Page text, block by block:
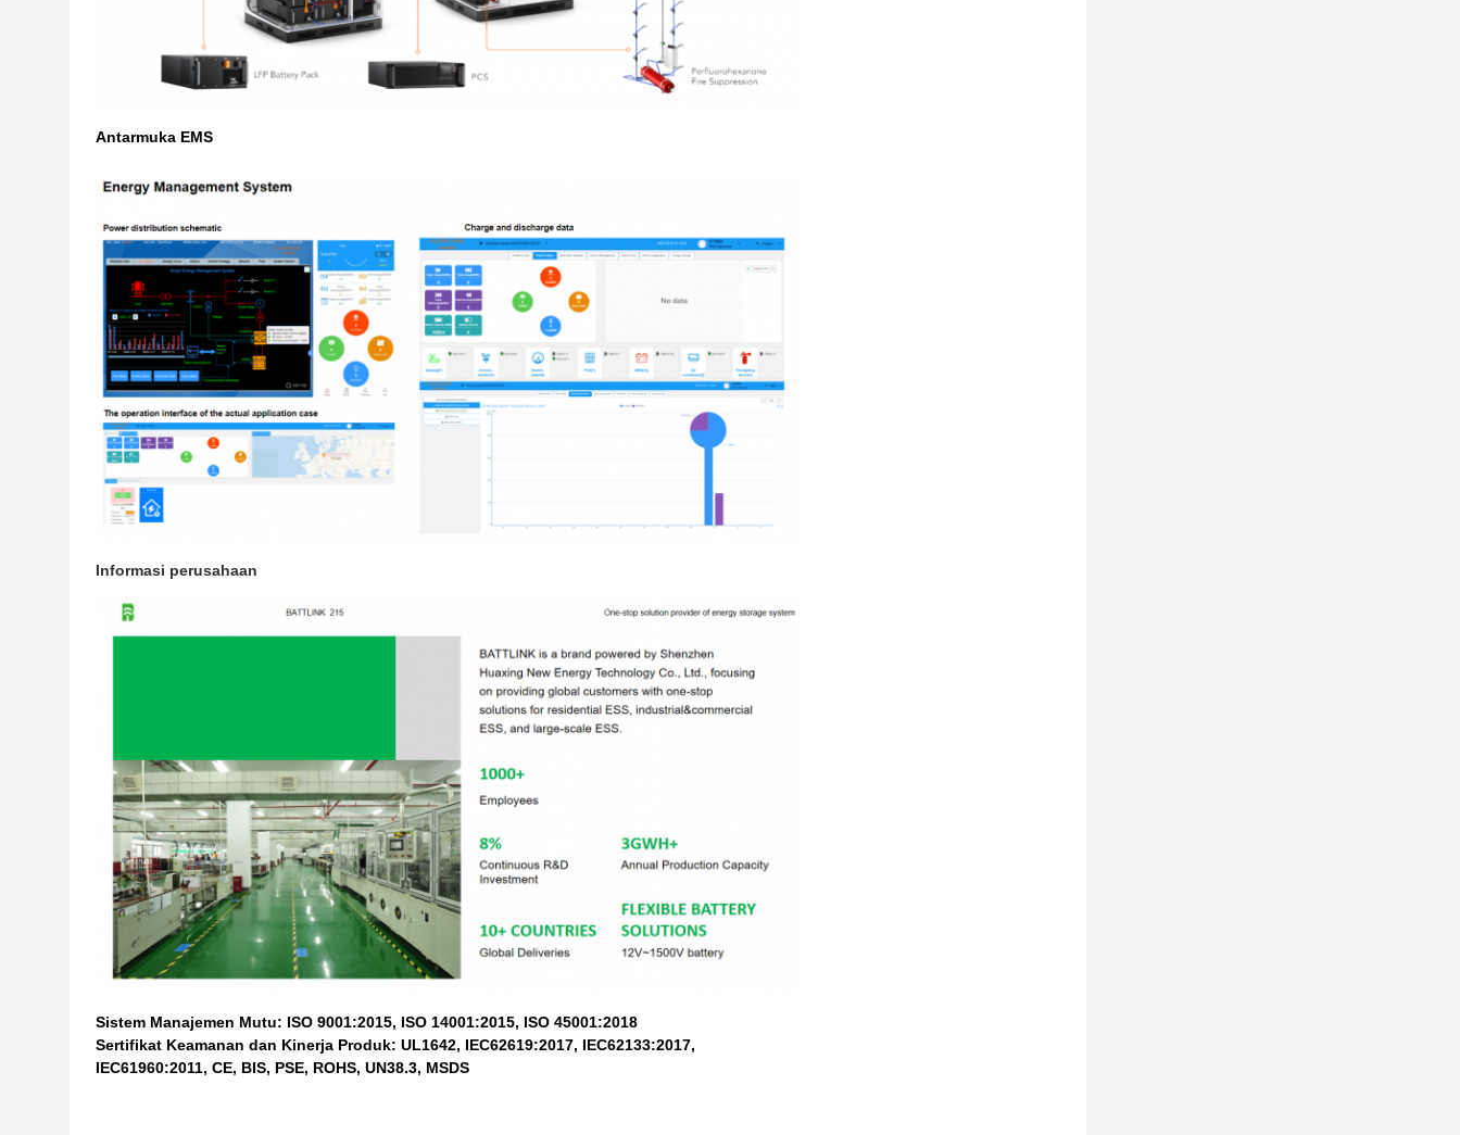
Antarmuka EMS
Informasi perusahaan
Sistem Manajemen Mutu: ISO 9001:2015, ISO 14001:2015, ISO 45001:2018
Sertifikat Keamanan dan Kinerja Produk: UL1642, IEC62619:2017, IEC62133:2017,
IEC61960:2011, CE, BIS, PSE, ROHS, UN38.3, MSDS